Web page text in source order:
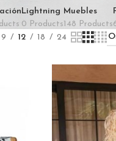
Lightning
0 Products
Muebles
148 Products
9 12 18 24